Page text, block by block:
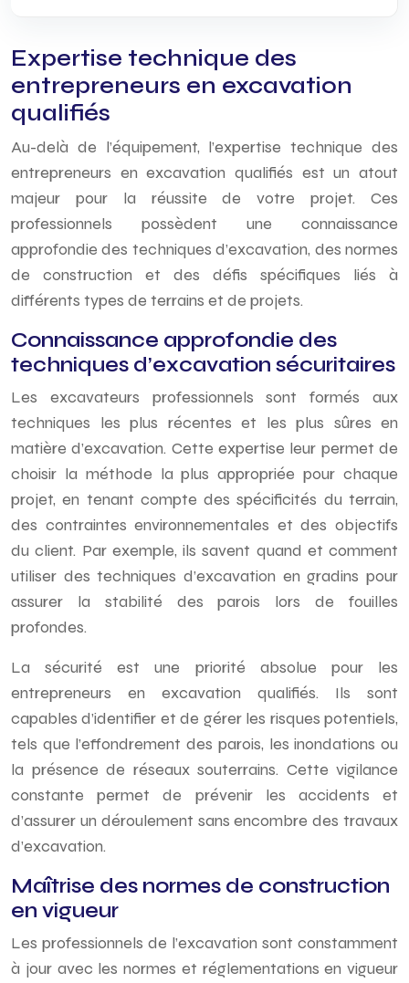
Expertise technique des
entrepreneurs en excavation
qualifiés
Au-delà de l’équipement, l’expertise technique des
entrepreneurs en excavation qualifiés est un atout
majeur pour la réussite de votre projet. Ces
professionnels possèdent une connaissance
approfondie des techniques d’excavation, des normes
de construction et des défis spécifiques liés à
différents types de terrains et de projets.
Connaissance approfondie des
techniques d’excavation sécuritaires
Les excavateurs professionnels sont formés aux
techniques les plus récentes et les plus sûres en
matière d’excavation. Cette expertise leur permet de
choisir la méthode la plus appropriée pour chaque
projet, en tenant compte des spécificités du terrain,
des contraintes environnementales et des objectifs
du client. Par exemple, ils savent quand et comment
utiliser des techniques d’excavation en gradins pour
assurer la stabilité des parois lors de fouilles
profondes.
La sécurité est une priorité absolue pour les
entrepreneurs en excavation qualifiés. Ils sont
capables d’identifier et de gérer les risques potentiels,
tels que l’effondrement des parois, les inondations ou
la présence de réseaux souterrains. Cette vigilance
constante permet de prévenir les accidents et
d’assurer un déroulement sans encombre des travaux
d’excavation.
Maîtrise des normes de construction
en vigueur
Les professionnels de l’excavation sont constamment
à jour avec les normes et réglementations en vigueur